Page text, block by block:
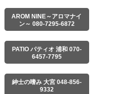
AROM NINE～アロマナイ
ン～ 080-7295-6872
PATIO パティオ 浦和 070-
6457-7795
紳士の嗜み 大宮 048-856-
9332